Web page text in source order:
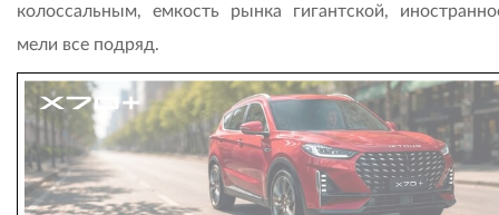
колоссальным, емкость рынка гигантской,
мели все подряд.